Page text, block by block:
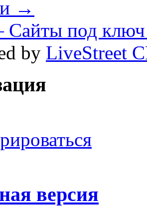
→
под ключ
by LiveStreet
версия